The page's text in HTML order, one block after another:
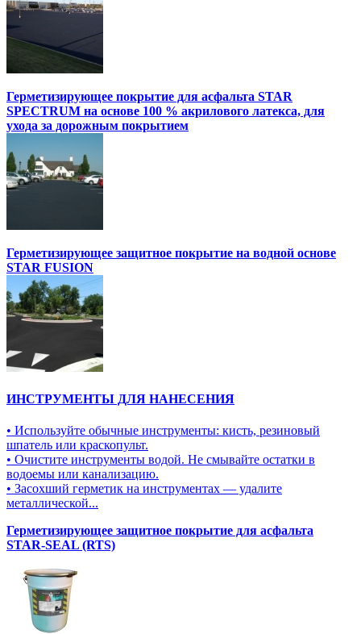
Герметизирующее покрытие для асфальта STAR
SPECTRUM на основе 100 % акрилового латекса, для
ухода за дорожным покрытием
Герметизирующее защитное покрытие на водной основе
STAR FUSION
ИНСТРУМЕНТЫ ДЛЯ НАНЕСЕНИЯ
• Используйте обычные инструменты: кисть, резиновый
шпатель или краскопульт.
• Очистите инструменты водой. Не смывайте остатки в
водоемы или канализацию.
• Засохший герметик на инструментах — удалите
металлической...
Герметизирующее защитное покрытие для асфальта
STAR-SEAL (RTS)